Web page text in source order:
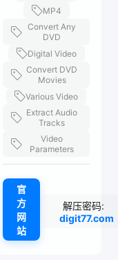
MP4
Convert Any
DVD
Digital Video
Convert DVD
Movies
Various Video
Extract Audio
Tracks
Video
Parameters
官
方
网
站
解压密码:
digit77.com